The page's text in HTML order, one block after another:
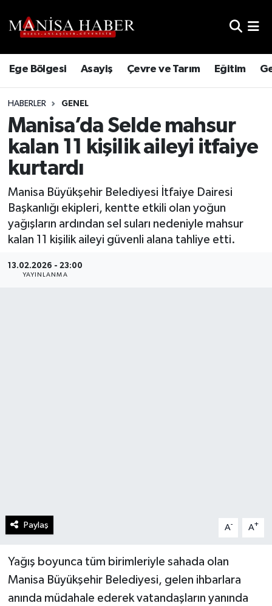
Ege Bölgesi Asayiş Çevre ve Tarım Eğitim
HABERLER GENEL
Manisa’da Selde mahsur
kalan 11 kişilik aileyi itfaiye
kurtardı
Manisa Büyükşehir Belediyesi İtfaiye Dairesi
Başkanlığı ekipleri, kentte etkili olan yoğun
yağışların ardından sel suları nedeniyle mahsur
kalan 11 kişilik aileyi güvenli alana tahliye etti.
13.02.2026 - 23:00
YAYINLANMA
Paylaş A- A+
Yağış boyunca tüm birimleriyle sahada olan
Manisa Büyükşehir Belediyesi, gelen ihbarlara
anında müdahale ederek vatandaşların yanında
Trafik Durumu
Süper Lig Puan Durumu ve Fikstür
Tüm Manşetler
Son Dakika Haberleri
Haber Arşivi